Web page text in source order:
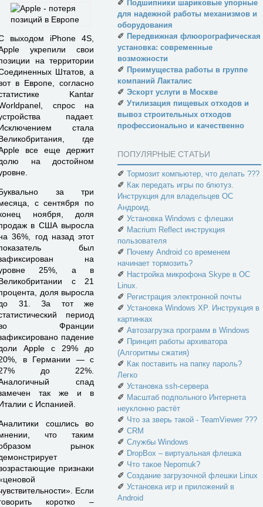
выходом iPhone 4S,
укрепили свои
на территории
Штатов, а
в Европе, согласно
Kantar
спрос на
падает.
стала
где
все еще держит
на достойном
за три
с сентября по
ноября, доля
в США выросла
36%, год назад этот
был
на
25%, а в
с 21
доля выросла
31. За тот же
период
Франции
падение
Apple с 29% до
в Германии — с
до 22%.
спад
так же и в
с Испанией.
сошлись во
что таким
рынок
признаки
Если
коротко –
✐ Подшипники шариковые упорные
для надежной работы механизмов и
оборудования
✐ Передвижная флюорографическая
установка: современные
возможности
✐ Преимущества работы в группе
компаний Лакталис
✐ Эскорт услуги в Москве
✐ Утилизация пищевых отходов и
вывоз строительных отходов
профессионально и качественно
ПОПУЛЯРНЫЕ СТАТЬИ
✐ Тормозит компьютер, что делать ???
✐ Как передать игры по блютуз.
Инструкция для владельцев ОС
Андроид.
✐ Установка Windows с флешки
✐ Macrium Reflect инструкция
пользователя
✐ Почему Android со временем
начинает тормозить?
✐ Настройка микрофона Skype в ОС
Linux.
✐ Регистрация электронной почты
✐ Установка Windows XP. Инструкция в
картинках
✐ Автозагрузка программ в Windows
✐ Принцип работы архиватора
(Алгоритмы сжатия)
✐ Как поставить на папку пароль?
Легко
✐ Установка ssh-сервера
✐ Масштаб подпольного Интернета
неуклонно растёт
✐ Что за зверь такой - TeamViewer ???
✐ CRM
✐ Службы Windows
✐ DropBox – виртуальная флешка
✐ Что такое Nepomuk?
✐ Создание загрузочной флешки Linux
✐ Установка игр и приложений в
Android